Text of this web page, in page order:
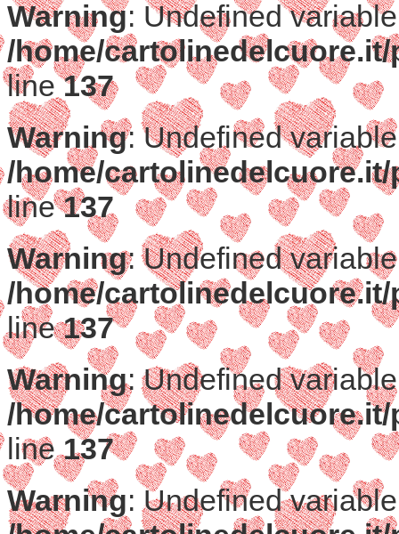
Warning: Undefined
/home/
line137
Warning: Undefined
/home/
line137
Warning: Undefined
/home/
line137
Warning: Undefined
/home/
line137
Warning: Undefined